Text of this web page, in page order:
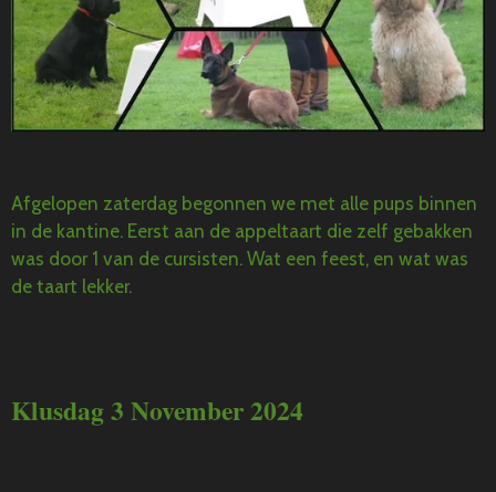
Afgelopen zaterdag begonnen we met alle pups binnen
in de kantine. Eerst aan de appeltaart die zelf gebakken
was door 1 van de cursisten. Wat een feest, en wat was
de taart lekker.
Klusdag 3 November 2024